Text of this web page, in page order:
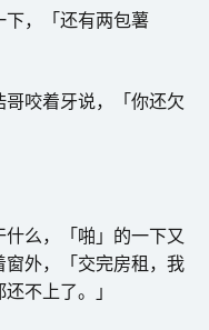
下，「还有两包薯
哥咬着牙说，「你还欠
么，「啪」的一下又
外，「交完房租，我
不上了。」